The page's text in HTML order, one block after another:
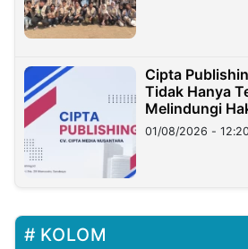
Cipta
Tidak Hanya
Melindungi
01/08/2026 - 12:20
KOLOM